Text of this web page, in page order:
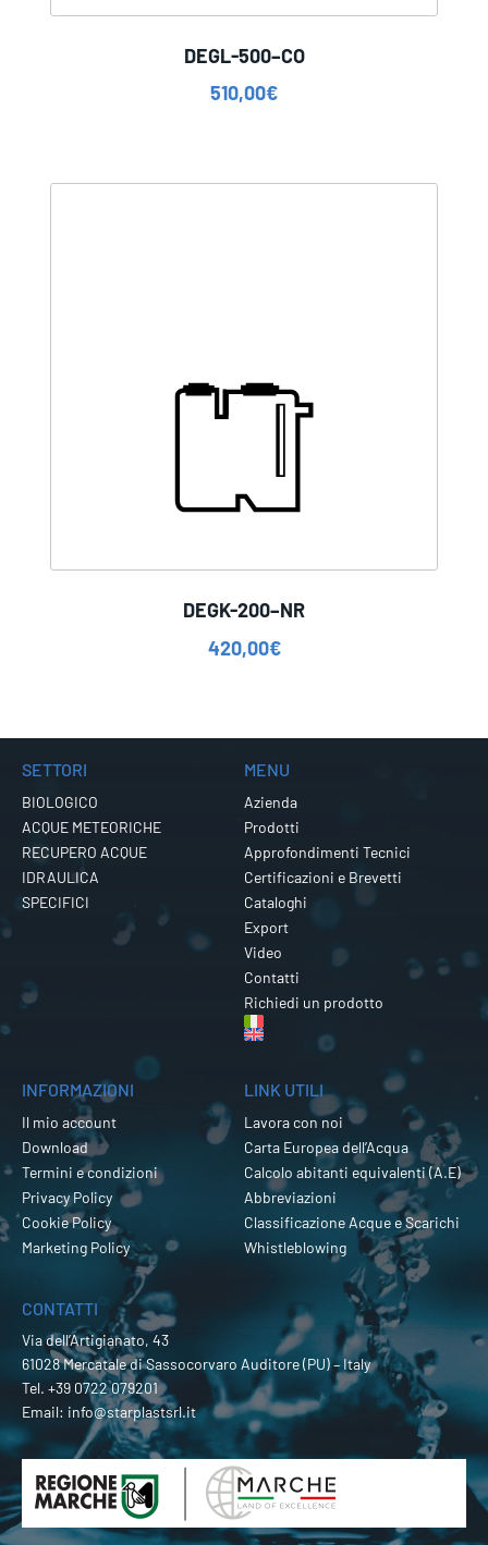
DEGL-500–CO
510,00€
DEGK-200–NR
420,00€
SETTORI
BIOLOGICO
ACQUE METEORICHE
RECUPERO ACQUE
IDRAULICA
SPECIFICI
MENU
Azienda
Prodotti
Approfondimenti Tecnici
Certificazioni e Brevetti
Cataloghi
Export
Video
Contatti
Richiedi un prodotto
INFORMAZIONI
Il mio account
Download
Termini e condizioni
Privacy Policy
Cookie Policy
Marketing Policy
LINK UTILI
Lavora con noi
Carta Europea dell’Acqua
Calcolo abitanti equivalenti (A.E)
Abbreviazioni
Classificazione Acque e Scarichi
Whistleblowing
CONTATTI
Via dell’Artigianato, 43
61028 Mercatale di Sassocorvaro Auditore (PU) – Italy
Tel. +39 0722 079201
Email: info@starplastsrl.it